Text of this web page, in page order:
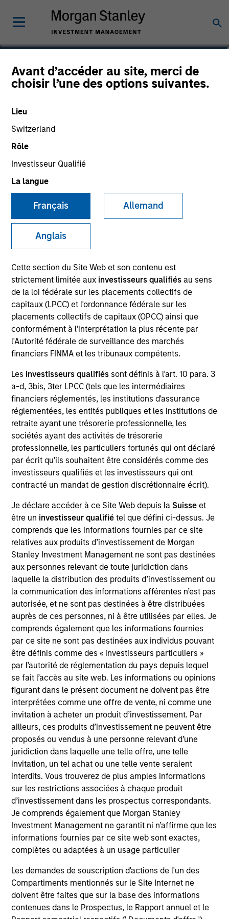
Avant d’accéder au site, merci de
choisir l’une des options suivantes.
Lieu
Switzerland
Rôle
Investisseur Qualifié
La langue
Français Allemand
Anglais
Cette section du Site Web et son contenu est
strictement limitée aux investisseurs qualifiésau sens
de la loi fédérale sur les placements collectifs de
capitaux (LPCC) et l'ordonnance fédérale sur les
placements collectifs de capitaux (OPCC) ainsi que
conformément à l'interprétation la plus récente par
l'Autorité fédérale de surveillance des marchés
financiers FINMA et les tribunaux compétents.
Les investisseurs qualifiés sont définis à l'art. 10 para. 3
a-d, 3bis, 3ter LPCC (tels que les intermédiaires
financiers réglementés, les institutions d'assurance
réglementées, les entités publiques et les institutions de
retraite ayant une trésorerie professionnelle, les
sociétés ayant des activités de trésorerie
professionnelle, les particuliers fortunés qui ont déclaré
par écrit qu'ils souhaitent être considérés comme des
investisseurs qualifiés et les investisseurs qui ont
contracté un mandat de gestion discrétionnaire écrit).
Je déclare accéder à ce Site Web depuis la Suisse et
être un investisseur qualifiétel que défini ci-dessus. Je
comprends que les informations fournies par ce site
relatives aux produits d’investissement de Morgan
Stanley Investment Management ne sont pas destinées
aux personnes relevant de toute juridiction dans
laquelle la distribution des produits d’investissement ou
la communication des informations afférentes n’est pas
autorisée, et ne sont pas destinées à être distribuées
auprès de ces personnes, ni à être utilisées par elles. Je
comprends également que les informations fournies
par ce site ne sont pas destinées aux individus pouvant
être définis comme des « investisseurs particuliers »
par l’autorité de réglementation du pays depuis lequel
se fait l’accès au site web. Les informations ou opinions
figurant dans le présent document ne doivent pas être
interprétées comme une offre de vente, ni comme une
invitation à acheter un produit d’investissement. Par
ailleurs, ces produits d’investissement ne peuvent être
proposés ou vendus à une personne relevant d’une
juridiction dans laquelle une telle offre, une telle
invitation, un tel achat ou une telle vente seraient
interdits. Vous trouverez de plus amples informations
sur les restrictions associées à chaque produit
d’investissement dans les prospectus correspondants.
Je comprends également que Morgan Stanley
Investment Management ne garantit ni n’affirme que les
informations fournies par ce site web sont exactes,
complètes ou adaptées à un usage particulier
Les demandes de souscription d'actions de l'un des
Compartiments mentionnés sur le Site Internet ne
doivent être faites que sur la base des informations
contenues dans le Prospectus, le Rapport annuel et le
Leon Grenyer
Head of European Multi-Sector
YEARS OF INDUSTRY EXPERIENCE
30 Years
TEAM
Broad Markets Fixed Income Team
Leon Grenyer is the Head of European Multi-Sector
and a portfolio manager on the Broad Markets Fixed
Income team. He joined Morgan Stanley in 2002
and began his career in the investment industry in
1996. Prior to joining Morgan Stanley, Leon was a
credit analyst and investment analyst at Abbey
National Treasury Services. He received a B.S. in
geography from the University of Bristol.
Broad Markets Fixed Income Team
Global Aggregate Fixed Income Strategy
Invests in a globally diversified portfolio of
multi-currency debt issued by government
and non-government issuers.
Global Fixed Income Opportunities Strategy
Invests in a diversified global portfolio
across the full spectrum of fixed income
with the goal of a high level of current
income.
Global Flexible Income Strategy
Invests using an unconstrained approach
across the fixed income spectrum with the
goal of constructing a portfolio less
sensitive to interest rates movements and
able to capture positive returns across
environments.